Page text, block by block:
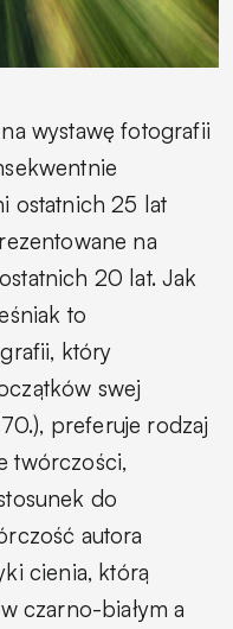
wystawę fotografii
ostatnich 25 lat
na
20 lat. Jak
to
który
swej
preferuje rodzaj
twórczości,
do
autora
cienia, którą
czarno-białym a